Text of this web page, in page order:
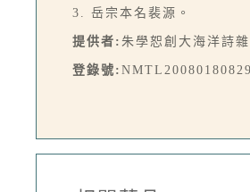
3. 岳宗本名裴源。
提供者: 朱學恕創大海洋詩
登錄號: NMTL20080180829